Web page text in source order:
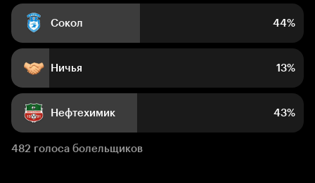
Сокол 44%
Ничья 13%
Нефтехимик 43%
482 голоса болельщиков